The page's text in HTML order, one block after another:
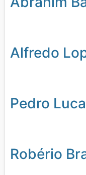
Alfredo
Pedro
Robério